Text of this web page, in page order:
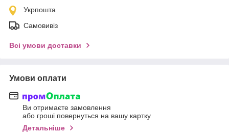
Укрпошта
Самовивіз
Всі умови доставки
Умови оплати
Ви отримаєте замовлення
або гроші повернуться на вашу картку
Детальніше